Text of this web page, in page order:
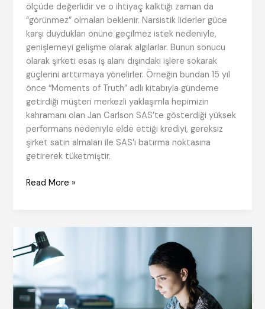
ölçüde değerlidir ve o ihtiyaç kalktığı zaman da
“görünmez” olmaları beklenir. Narsistik liderler güce
karşı duydukları önüne geçilmez istek nedeniyle,
genişlemeyi gelişme olarak algılarlar. Bunun sonucu
olarak şirketi esas iş alanı dışındaki işlere sokarak
güçlerini arttırmaya yönelirler. Örneğin bundan 15 yıl
önce “Moments of Truth” adlı kitabıyla gündeme
getirdiği müşteri merkezli yaklaşımla hepimizin
kahramanı olan Jan Carlson SAS’te gösterdiği yüksek
performans nedeniyle elde ettiği krediyi, gereksiz
şirket satın almaları ile SAS’ı batırma noktasına
getirerek tüketmiştir.
Narsistik
Kültürü
Yaratamaz
Read More »